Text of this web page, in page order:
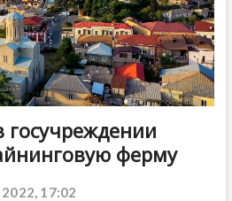
госучреждении
ферму
17:02